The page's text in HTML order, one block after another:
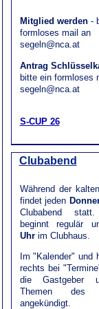
Mitglied werden-
formloses mail an
segeln@nca.at
Antrag
bitte ein formloses
segeln@nca.at
S-CUP 26
Clubabend
Während der
findet jeden
Clubabend
beginnt regulär
Uhrim Clubhaus.
Im "Kalender" und
rechts bei
die Gastgeber
Themen des
angekündigt.